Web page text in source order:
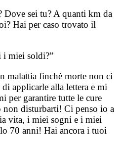
Dove sei tu? A quanti km da
Hai per caso trovato il
miei soldi?”
malattia finchè morte non ci
applicarle alla lettera e mi
per garantire tutte le cure
disturbarti! Ci penso io a
vita, i miei sogni e i miei
70 anni! Hai ancora i tuoi